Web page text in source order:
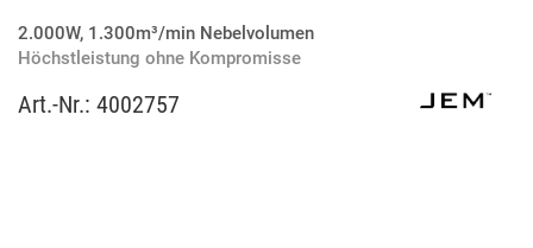
2.000W, 1.300m³/min Nebelvolumen
Höchstleistung ohne Kompromisse
Art.-Nr.: 4002757